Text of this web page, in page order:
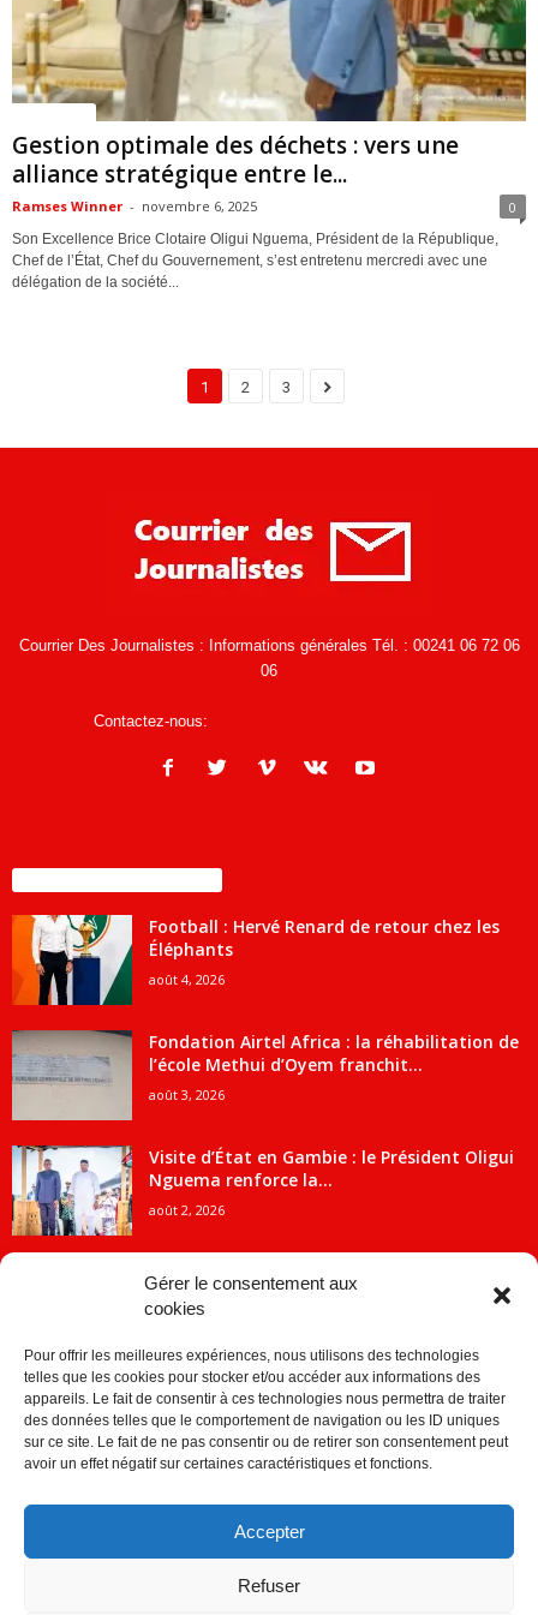
Gérer le consentement aux
cookies
Pour offrir les meilleures expériences, nous utilisons des technologies
telles que les cookies pour stocker et/ou accéder aux informations des
appareils. Le fait de consentir à ces technologies nous permettra de traiter
des données telles que le comportement de navigation ou les ID uniques
sur ce site. Le fait de ne pas consentir ou de retirer son consentement peut
avoir un effet négatif sur certaines caractéristiques et fonctions.
Accepter
Refuser
Gestion optimale des déchets : vers une
alliance stratégique entre le...
Ramses Winner - novembre 6, 2025 0
Son Excellence Brice Clotaire Oligui Nguema, Président de la République,
Chef de l’État, Chef du Gouvernement, s’est entretenu mercredi avec une
délégation de la société...
1 2 3
Courrier Des Journalistes : Informations générales Tél. : 00241 06 72 06
06
Contactez-nous:
Football : Hervé Renard de retour chez les
Éléphants
août 4, 2026
Fondation Airtel Africa : la réhabilitation de
l’école Methui d’Oyem franchit...
août 3, 2026
Visite d’État en Gambie : le Président Oligui
Nguema renforce la...
août 2, 2026
CATÉGORIE POPULAIRE
ACTUALITES
Economie 2091
1839
Société
Sport 859